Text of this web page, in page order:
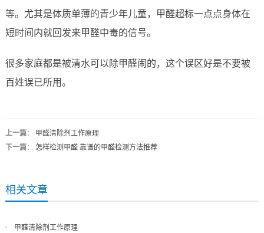
等。尤其是体质单薄的青少年儿童，甲醛超标一点点身体在
短时间内就回发来甲醛中毒的信号。
很多家庭都是被清水可以除甲醛闹的，这个误区好是不要被
百姓误已所用。
上一篇： 甲醛清除剂工作原理
下一篇： 怎样检测甲醛 靠谱的甲醛检测方法推荐
相关文章
甲醛清除剂工作原理